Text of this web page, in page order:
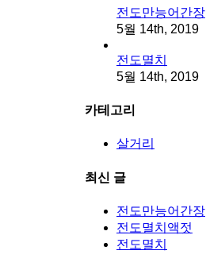
전도만능어간장
5월 14th, 2019
전도멸치
5월 14th, 2019
카테고리
살거리
최신 글
전도만능어간장
전도멸치액젓
전도멸치